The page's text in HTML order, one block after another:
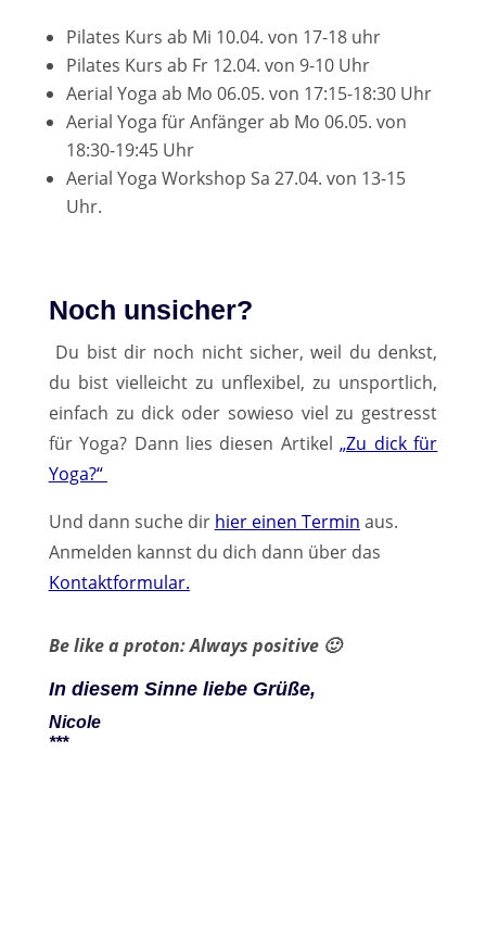
Pilates Kurs ab Mi 10.04. von 17-18 uhr
Pilates Kurs ab Fr 12.04. von 9-10 Uhr
Aerial Yoga ab Mo 06.05. von 17:15-18:30 Uhr
Aerial Yoga für Anfänger ab Mo 06.05. von
18:30-19:45 Uhr
Aerial Yoga Workshop Sa 27.04. von 13-15
Uhr.
Noch unsicher?
Du bist dir noch nicht sicher, weil du denkst,
du bist vielleicht zu unflexibel, zu unsportlich,
einfach zu dick oder sowieso viel zu gestresst
für Yoga? Dann lies diesen Artikel„Zu dick für
Yoga?“
Und dann suche dir hier einen Termin aus.
Anmelden kannst du dich dann über das
Kontaktformular.
Be like a proton: Always positive 🙂
In diesem Sinne liebe Grüße,
Nicole
***